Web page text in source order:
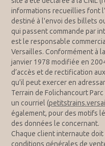
informations recueillies font
destiné à l'envoi des billets
qui passent commande par
est le responsable
Versailles. Conformément à
janvier 1978 modifiée en
d’accès et de rectification
qu'il peut exercer en
Terrain de Folichancourt
un courriel (
également, pour des motifs
des données le concernant.
Chaque client internaute
conditions générales de